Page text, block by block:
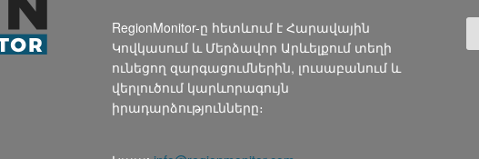
RegionMonitor-ը հետևում է Հարավային
Կովկասում և Մերձավոր Արևելքում տեղի
ունեցող զարգացումներին, լուսաբանում և
վերլուծում կարևորագույն
իրադարձությունները։